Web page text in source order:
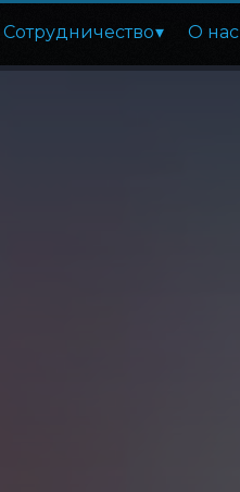
Сотрудничество О нас